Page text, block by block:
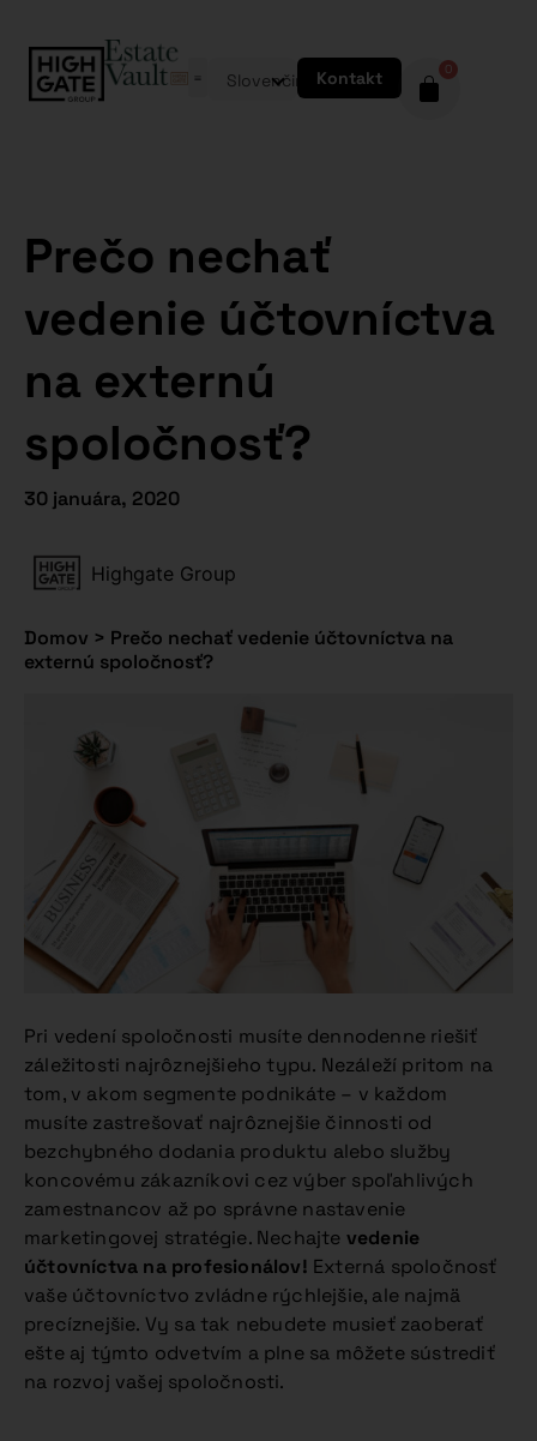
Slovenčina Kontakt 0
Prečo nechať
vedenie účtovníctva
na externú
spoločnosť?
30 januára, 2020
Highgate Group
Domov > Prečo nechať vedenie účtovníctva na
externú spoločnosť?
Pri vedení spoločnosti musíte dennodenne riešiť
záležitosti najrôznejšieho typu. Nezáleží pritom na
tom, v akom segmente podnikáte – v každom
musíte zastrešovať najrôznejšie činnosti od
bezchybného dodania produktu alebo služby
koncovému zákazníkovi cez výber spoľahlivých
zamestnancov až po správne nastavenie
marketingovej stratégie. Nechajte vedenie
účtovníctva na profesionálov! Externá spoločnosť
vaše účtovníctvo zvládne rýchlejšie, ale najmä
precíznejšie. Vy sa tak nebudete musieť zaoberať
ešte aj týmto odvetvím a plne sa môžete sústrediť
na rozvoj vašej spoločnosti.